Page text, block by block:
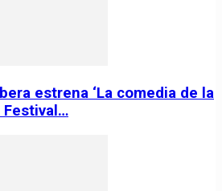
estrena ‘La comedia de la
Festival…